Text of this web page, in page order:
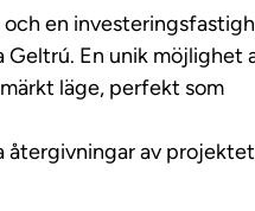
en
En unik möjlighet
läge, perfekt som
återgivningar av